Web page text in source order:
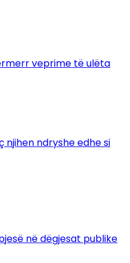
veprime të ulëta
njihen ndryshe edhe si
në dëgjesat publike